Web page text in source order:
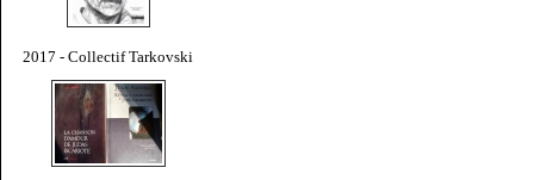
2017 - Collectif Tarkovski